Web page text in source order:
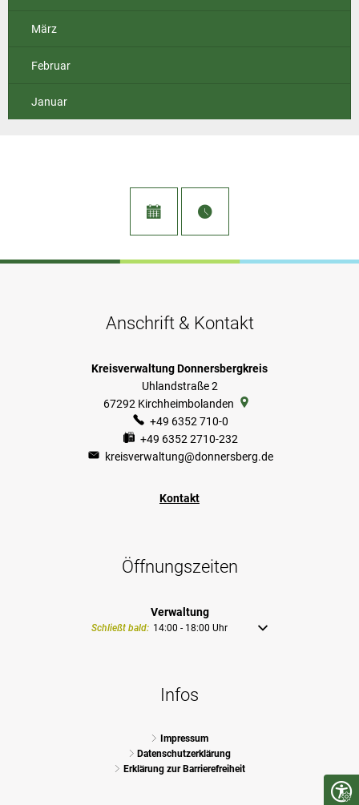
März
Februar
Januar
Anschrift & Kontakt
Kreisverwaltung Donnersbergkreis
Uhlandstraße 2
67292 Kirchheimbolanden
+49 6352 710-0
+49 6352 2710-232
kreisverwaltung@donnersberg.de
Kontakt
Öffnungszeiten
Verwaltung
Klicken, um weitere Öffnungs- oder Schließzeiten
Schließt bald: 14:00 - 18:00 Uhr Von 14:00 bis 18:00 Uhr
Infos
Impressum
Datenschutzerklärung
Erklärung zur Barrierefreiheit
Seite